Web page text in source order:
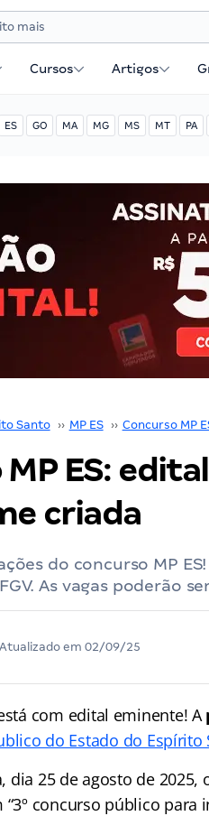
Cursos Artigos
ES GO MA MG MS MT PA
Santo ›› MP ES ›› Concurso MP
ES:
criada
do concurso MP
As vagas poderão
Atualizado em 02/09/25
com edital eminente! A
do Estado do Espírito
dia 25 de agosto de
“3º concurso público